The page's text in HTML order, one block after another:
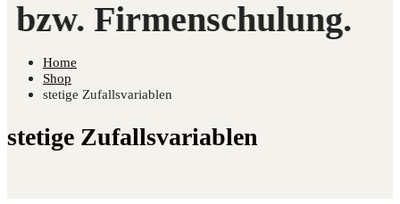
Home
Shop
stetige Zufallsvariablen
stetige Zufallsvariablen